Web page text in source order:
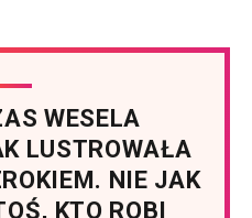
WESELA
LUSTROWAŁA
NIE JAK
KTO ROBI